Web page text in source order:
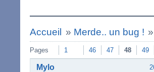
Accueil » Merde.. un bug ! »
Pages 1 46 47 48 49
Mylo